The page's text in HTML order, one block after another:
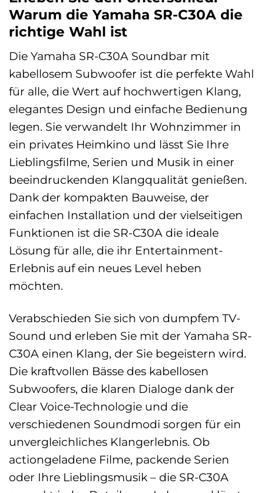
Warum die Yamaha SR-C30A die
richtige Wahl ist
Die Yamaha SR-C30A Soundbar mit
kabellosem Subwoofer ist die perfekte Wahl
für alle, die Wert auf hochwertigen Klang,
elegantes Design und einfache Bedienung
legen. Sie verwandelt Ihr Wohnzimmer in
ein privates Heimkino und lässt Sie Ihre
Lieblingsfilme, Serien und Musik in einer
beeindruckenden Klangqualität genießen.
Dank der kompakten Bauweise, der
einfachen Installation und der vielseitigen
Funktionen ist die SR-C30A die ideale
Lösung für alle, die ihr Entertainment-
Erlebnis auf ein neues Level heben
möchten.
Verabschieden Sie sich von dumpfem TV-
Sound und erleben Sie mit der Yamaha SR-
C30A einen Klang, der Sie begeistern wird.
Die kraftvollen Bässe des kabellosen
Subwoofers, die klaren Dialoge dank der
Clear Voice-Technologie und die
verschiedenen Soundmodi sorgen für ein
unvergleichliches Klangerlebnis. Ob
actiongeladene Filme, packende Serien
oder Ihre Lieblingsmusik – die SR-C30A